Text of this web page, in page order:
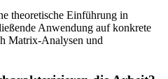
theoretische Einführung in
Anwendung auf konkrete
Matrix-Analysen und